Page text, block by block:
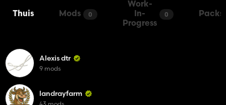
Thuis Mods 0
Work-
In-
Progress
0 Packs
Alexis dtr
9 mods
landrayfarm